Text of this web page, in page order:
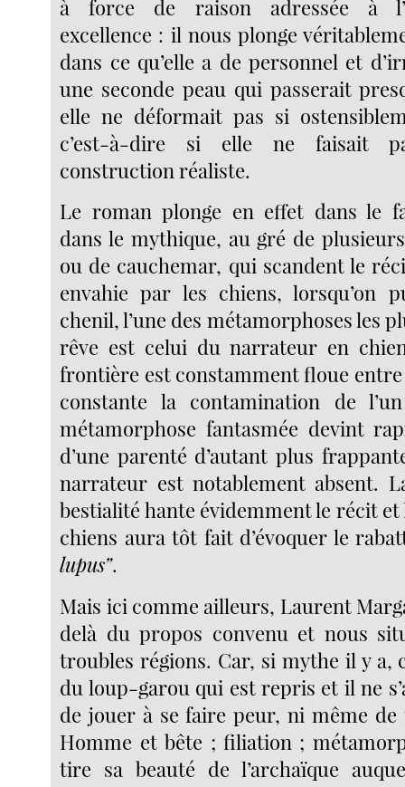
à force de raison adressée à
excellence : il nous plonge
dans ce qu’elle a de personnel et
une seconde peau qui passerait
elle ne déformait pas si
c’est-à-dire si elle ne faisait
construction réaliste.
Le roman plonge en effet dans le
dans le mythique, au gré de
ou de cauchemar, qui scandent le
envahie par les chiens, lorsqu’on
chenil, l’une des métamorphoses les
rêve est celui du narrateur en
frontière est constamment floue
constante la contamination de
métamorphose fantasmée devint
d’une parenté d’autant plus
narrateur est notablement absent.
bestialité hante évidemment le récit et
chiens aura tôt fait d’évoquer le
lupus”.
Mais ici comme ailleurs, Laurent
delà du propos convenu et nous
troubles régions. Car, si mythe il y a,
du loup-garou qui est repris et il ne
de jouer à se faire peur, ni même
Homme et bête ; filiation ;
tire sa beauté de l’archaïque